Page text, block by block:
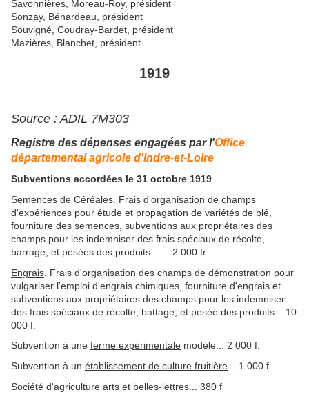
Savonnières, Moreau-Roy, président
Sonzay, Bénardeau, président
Souvigné, Coudray-Bardet, président
Mazières, Blanchet, président
1919
Source : ADIL 7M303
Registre des dépenses engagées par l'Office
départemental agricole d'Indre-et-Loire
Subventions accordées le 31 octobre 1919
Semences de Céréales . Frais d'organisation de champs
d'expériences pour étude et propagation de variétés de blé,
fourniture des semences, subventions aux propriétaires des
champs pour les indemniser des frais spéciaux de récolte,
barrage, et pesées des produits....... 2 000 fr
Engrais . Frais d'organisation des champs de démonstration pour
vulgariser l'emploi d'engrais chimiques, fourniture d'engrais et
subventions aux propriétaires des champs pour les indemniser
des frais spéciaux de récolte, battage, et pesée des produits... 10
000 f.
Subvention à une ferme expérimentale modèle... 2 000 f.
Subvention à un établissement de culture fruitière ... 1 000 f.
Société d'agriculture arts et belles-lettres ... 380 f